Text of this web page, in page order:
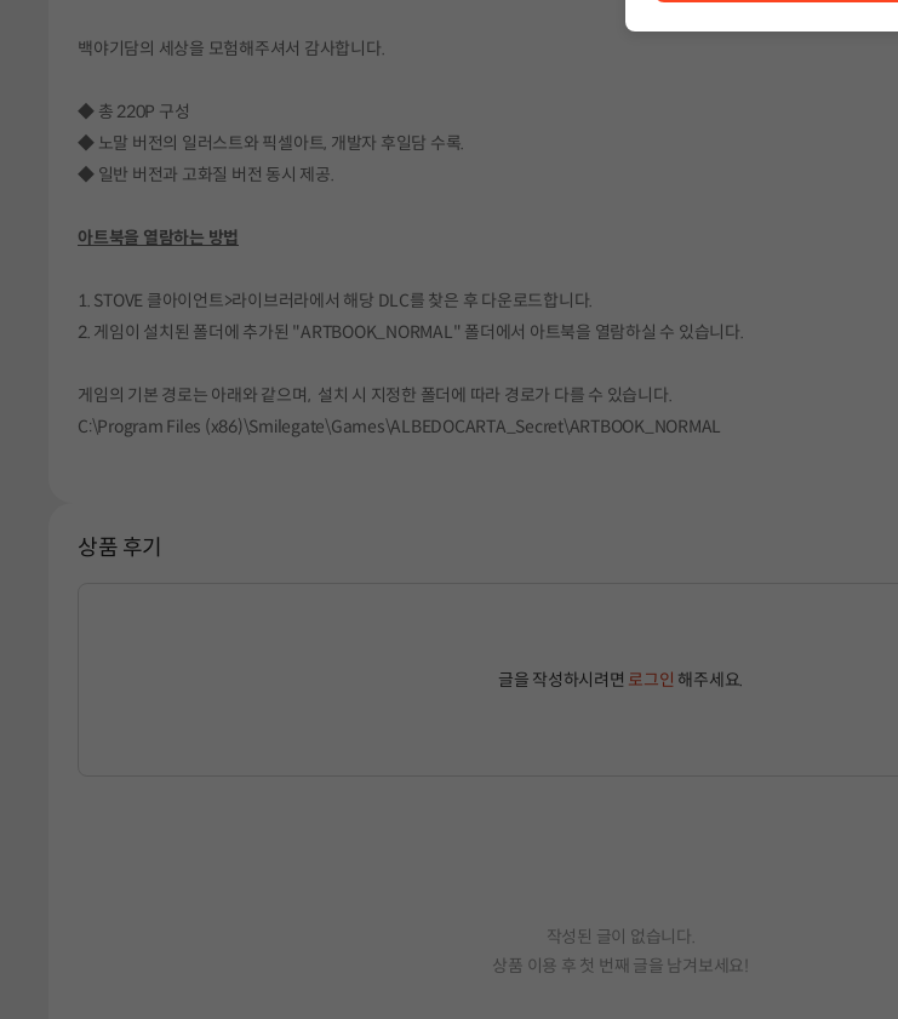
백야기담의 세상을 모험해주셔서 감사합니다.
◆ 총 220P 구성
◆ 노말 버전의 일러스트와 픽셀아트, 개발자 후일담 수록.
◆ 일반 버전과 고화질 버전 동시 제공.
아트북을 열람하는 방법
1. STOVE 클아이언트>라이브러라에서 해당 DLC를 찾은 후 다운로드합니다.
2. 게임이 설치된 폴더에 추가된 "ARTBOOK_NORMAL" 폴더에서 아트북을 열람하실 수 있습니다.
게임의 기본 경로는 아래와 같으며, 설치 시 지정한 폴더에 따라 경로가 다를 수 있습니다.
C:\Program Files (x86)\Smilegate\Games\ALBEDOCARTA_Secret\ARTBOOK_NORMAL
상품 후기
글을 작성하시려면 로그인 해주세요.
작성된 글이 없습니다.
상품 이용 후 첫 번째 글을 남겨보세요!